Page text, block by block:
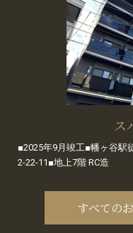
ス
■2025年9月竣工■幡ヶ谷駅
2-22-11■地上7階 RC造
すべての